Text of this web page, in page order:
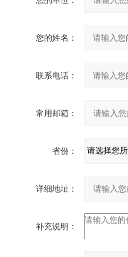
您的姓名：
联系电话：
常用邮箱：
省份：
详细地址：
补充说明：